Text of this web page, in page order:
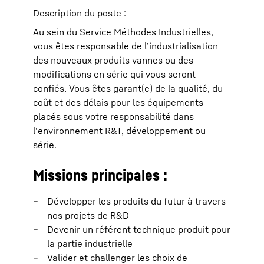
Description du poste :
Au sein du Service Méthodes Industrielles,
vous êtes responsable de l’industrialisation
des nouveaux produits vannes ou des
modifications en série qui vous seront
confiés. Vous êtes garant(e) de la qualité, du
coût et des délais pour les équipements
placés sous votre responsabilité dans
l'environnement R&T, développement ou
série.
Missions principales :
Développer les produits du futur à travers
nos projets de R&D
Devenir un référent technique produit pour
la partie industrielle
Valider et challenger les choix de